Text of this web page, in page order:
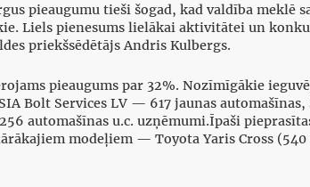
pieaugumu tieši šogad, kad valdība meklē
Liels pienesums lielākai aktivitātei un
priekšsēdētājs Andris Kulbergs.
pieaugums par 32%. Nozīmīgākie
Bolt Services LV — 617 jaunas
automašīnas u.c. uzņēmumi.Īpaši
modeļiem — Toyota Yaris Cross